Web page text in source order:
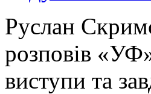
Руслан
розповів
виступи та